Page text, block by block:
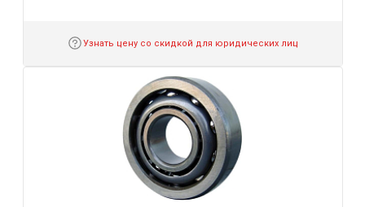
Узнать цену со скидкой для юридических лиц